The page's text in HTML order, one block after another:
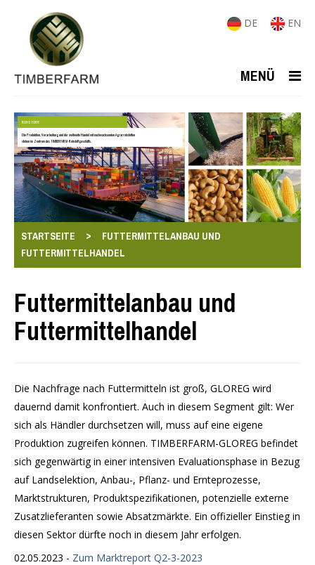
DE EN
MENÜ
ROHSTOFFE
Die Produktion, Verarbeitung und der weltweite Handel mit nachwachsenden Agrarrohstoffen
stehen im Zentrum des TIMBERFARM-Rohstoffgeschäfts.
STARTSEITE >
FUTTERMITTELANBAU UND
FUTTERMITTELHANDEL
Futtermittelanbau und
Futtermittelhandel
Die Nachfrage nach Futtermitteln ist groß, GLOREG wird
dauernd damit konfrontiert. Auch in diesem Segment gilt: Wer
sich als Händler durchsetzen will, muss auf eine eigene
Produktion zugreifen können. TIMBERFARM-GLOREG befindet
sich gegenwärtig in einer intensiven Evaluationsphase in Bezug
auf Landselektion, Anbau-, Pflanz- und Ernteprozesse,
Marktstrukturen, Produktspezifikationen, potenzielle externe
Zusatzlieferanten sowie Absatzmärkte. Ein offizieller Einstieg in
diesen Sektor dürfte noch in diesem Jahr erfolgen.
02.05.2023 - Zum Marktreport Q2-3-2023